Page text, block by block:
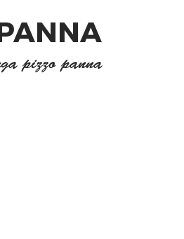
pizzo panna